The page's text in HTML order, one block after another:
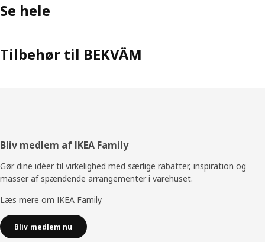
Se hele
Tilbehør til BEKVÄM
Footer
Bliv medlem af IKEA Family
Gør dine idéer til virkelighed med særlige rabatter, inspiration og
masser af spændende arrangementer i varehuset.
Læs mere om IKEA Family
Bliv medlem nu